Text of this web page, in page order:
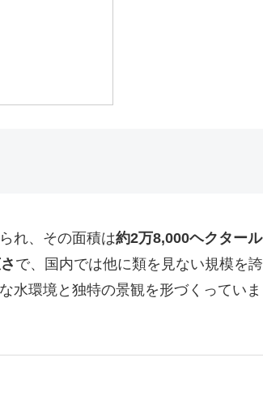
れ、その面積は約2万8,000ヘクタール
で、国内では他に類を見ない規模を誇
水環境と独特の景観を形づくっていま